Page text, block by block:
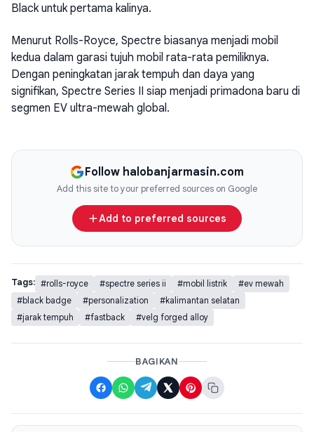
Black untuk pertama kalinya.
Menurut Rolls-Royce, Spectre biasanya menjadi mobil
kedua dalam garasi tujuh mobil rata-rata pemiliknya.
Dengan peningkatan jarak tempuh dan daya yang
signifikan, Spectre Series II siap menjadi primadona baru di
segmen EV ultra-mewah global.
Follow halobanjarmasin.com
Add this site to your preferred sources on Google
Add to preferred sources
Tags: #rolls-royce #spectre series ii #mobil listrik
#ev mewah
#black badge
#personalization
#kalimantan selatan
#jarak tempuh
#fastback #velg forged alloy
BAGIKAN